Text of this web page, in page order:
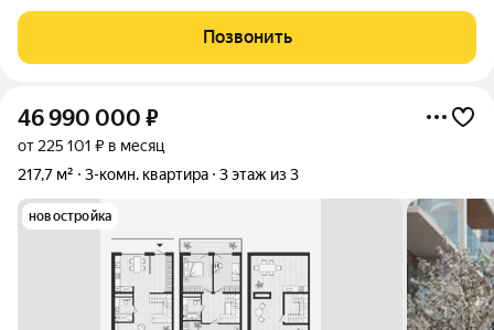
к проживанию, не требует никаких вложений. Квартира
площадью 106,5 м расположена
Позвонить
46 990 000 ₽
от 225 101 ₽ в месяц
217,7 м²
3-комн. квартира 3 этаж из 3
новостройка